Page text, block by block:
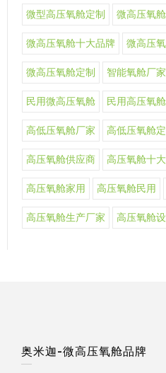
微型高压氧舱定制 微高压氧舱
微高压氧舱十大品牌 微高压
微高压氧舱定制 智能氧舱厂家
民用微高压氧舱 民用高压氧舱
高低压氧舱厂家 高低压氧舱
高压氧舱供应商 高压氧舱十
高压氧舱家用 高压氧舱民用
高压氧舱生产厂家 高压氧舱
奥米迦-微高压氧舱品牌